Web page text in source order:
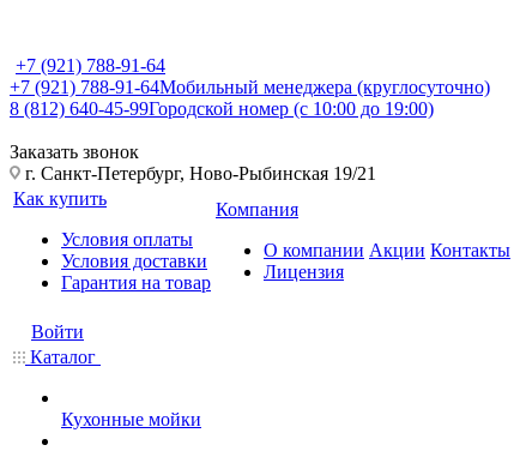
+7 (921) 788-91-64
+7 (921) 788-91-64Мобильный менеджера (круглосуточно)
8 (812) 640-45-99Городской номер (с 10:00 до 19:00)
Заказать звонок
г. Санкт-Петербург, Ново-Рыбинская 19/21
Как купить
Условия оплаты
Условия доставки
Гарантия на товар
Компания
О компании
Лицензия
Акции Контакты
Войти
Каталог
Кухонные мойки